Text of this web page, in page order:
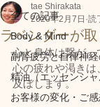
全ての記事
Body & Mind
副腎疲労と自律神
精油（エッセンシャ
お客様の変化・ご感
ラベンダーが
tae Shirakata
2020年2月7日 読
心と身体は繋がっ
心の疲れや渇きは
及ぼします。